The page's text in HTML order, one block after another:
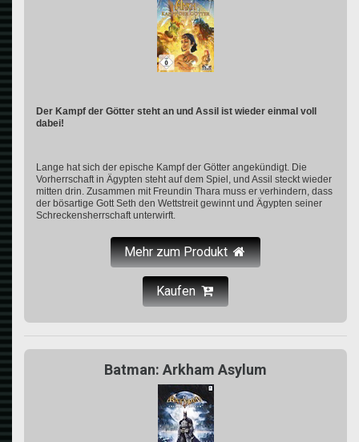
Der Kampf der Götter steht an und Assil ist wieder einmal voll
dabei!
Lange hat sich der epische Kampf der Götter angekündigt. Die
Vorherrschaft in Ägypten steht auf dem Spiel, und Assil steckt wieder
mitten drin. Zusammen mit Freundin Thara muss er verhindern, dass
der bösartige Gott Seth den Wettstreit gewinnt und Ägypten seiner
Schreckensherrschaft unterwirft.
Mehr zum Produkt
Kaufen
Batman: Arkham Asylum